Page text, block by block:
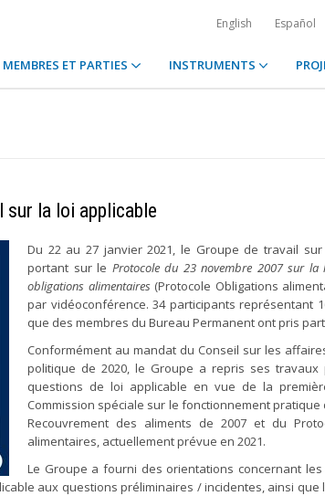
English Español
MEMBRES ET PARTIES INSTRUMENTS
sur la loi applicable
Du 22 au 27 janvier 2021, le Groupe de travail
portant sur le Protocole du 23 novembre 2007 sur
obligations alimentaires(Protocole Obligations
par vidéoconférence. 34 participants représentant
que des membres du Bureau Permanent ont pris
Conformément au mandat du Conseil sur les
politique de 2020, le Groupe a repris ses travaux
questions de loi applicable en vue de la
Commission spéciale sur le fonctionnement pratique
Recouvrement des aliments de 2007 et du
alimentaires, actuellement prévue en 2021.
Le Groupe a fourni des orientations concernant
aux questions préliminaires / incidentes, ainsi que